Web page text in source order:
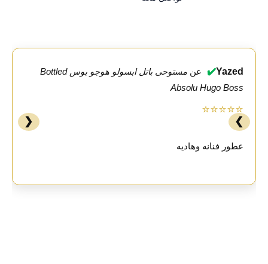
Yazed
✔️ عن
مستوحى باتل ابسولو هوجو بوس Bottled
Absolu Hugo Boss
⭐⭐⭐⭐⭐
عطور فنانه وهاديه
❮ ❯